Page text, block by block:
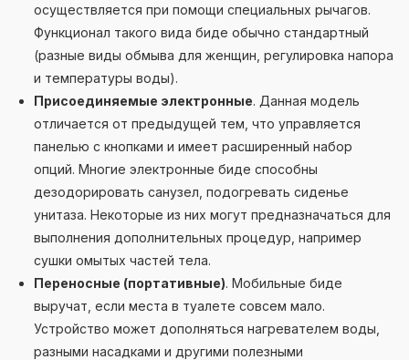
осуществляется при помощи специальных рычагов.
Функционал такого вида биде обычно стандартный
(разные виды обмыва для женщин, регулировка напора
и температуры воды).
Присоединяемые электронные. Данная модель
отличается от предыдущей тем, что управляется
панелью с кнопками и имеет расширенный набор
опций. Многие электронные биде способны
дезодорировать санузел, подогревать сиденье
унитаза. Некоторые из них могут предназначаться для
выполнения дополнительных процедур, например
сушки омытых частей тела.
Переносные (портативные). Мобильные биде
выручат, если места в туалете совсем мало.
Устройство может дополняться нагревателем воды,
разными насадками и другими полезными